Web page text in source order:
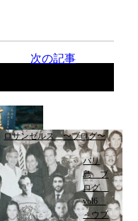
次の記事
ロサンゼルス 〜ブログ〜
バリ
島 ブ
ログ
vol6
～ウブ